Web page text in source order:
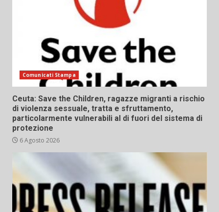
Comunicati Stampa
Ceuta: Save the Children, ragazze migranti a rischio
di violenza sessuale, tratta e sfruttamento,
particolarmente vulnerabili al di fuori del sistema di
protezione
6 Agosto 2026